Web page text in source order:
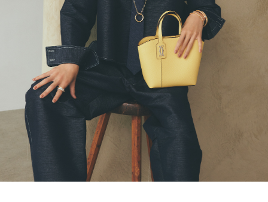
洗練と機能性を備えた優秀トート
A4書類や13インチのPCが収まるトートバッグは、ワークシーンから
アフターワークまで活躍する頼れる存在。さりげないカーヴィシル
エットや細いストラップが、知的でノーブルな印象を醸し出す。柔らか
なクレイカラーが、どんな装いにも上品に溶け込む。
「C ドゥ カルティエ」トートバッグ〈H27×W47×D17cm〉￥401,500／
カルティエ カスタマー サービスセンター（カルティエ）